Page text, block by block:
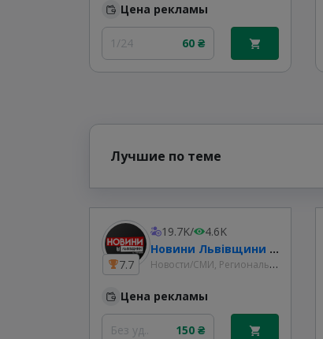
Цена рекламы
1/24 60 ₴
Лучшие по теме
7.7
19.7K/
4.6K
Новини Львівщини та України
Новости/СМИ, Региональные
Цена рекламы
Без уд.. 150 ₴